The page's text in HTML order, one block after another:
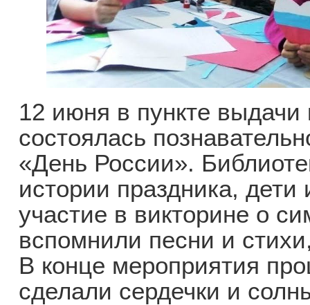
12 июня в пункте
состоялась
«День России».
истории праздника,
участие в викторине о
вспомнили песни и
В конце мероприятия
сделали сердечки и